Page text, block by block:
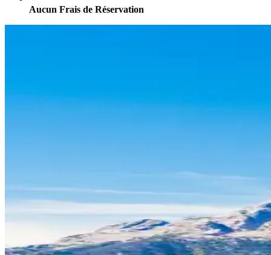
Aucun Frais de Réservation